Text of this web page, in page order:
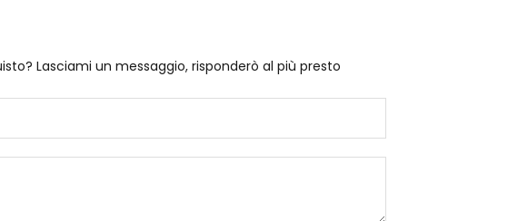
Lasciami un messaggio, risponderò al più presto